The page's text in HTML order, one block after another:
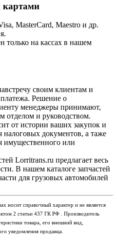
картами
MasterCard, Maestro и др.
на кассах в нашем
своим клиентам и
Решение о
менеджеры принимают,
отделом и руководством.
от истории ваших закупок и
налоговых документов, а таже
имущественного или
Lorritrans.ru предлагает весь
В нашем каталоге запчастей
для грузовых автомобилей
носит справочный характер и не является
2 статьи 437 ГК РФ . Производитель
товара, его внешний вид,
уведомления продавца.